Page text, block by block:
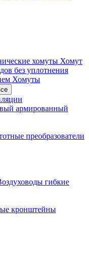
хомуты Хомут
без уплотнения
Хомуты
армированный
преобразователи
гибкие
кронштейны